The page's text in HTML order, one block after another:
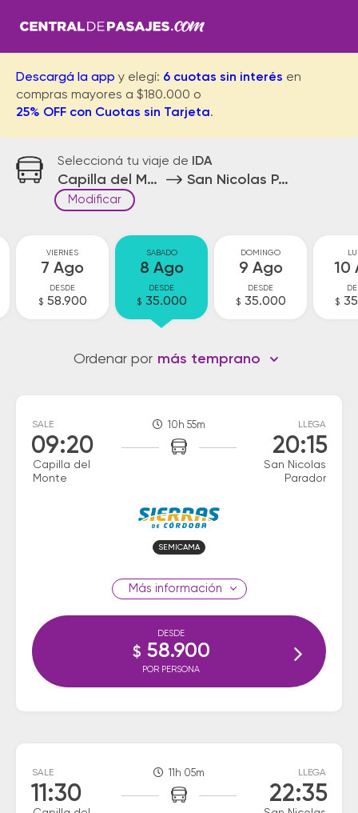
Descargá la app y elegí: 6 cuotas sin interés en
compras mayores a $180.000 o
25% OFF con Cuotas sin Tarjeta.
Seleccioná tu viaje de IDA
Capilla del Monte San Nicolas Parador
Modificar
VIERNES
7 Ago
DESDE
$ 58.900
SABADO
8 Ago
DESDE
$ 35.000
DOMINGO
9 Ago
DESDE
$ 35.000
10
$
Ordenar por más temprano
SALE
09:20
Capilla del
Monte
10h 55m LLEGA
20:15
San Nicolas
Parador
SEMICAMA
información
DESDE
$ 58.900
POR PERSONA
SALE
11:30
11h 05m LLEGA
22:35